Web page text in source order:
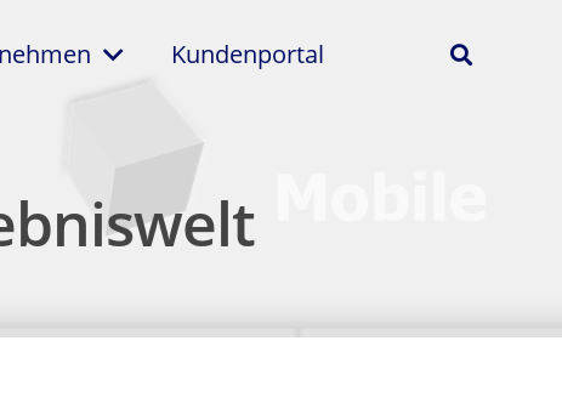
Kundenportal